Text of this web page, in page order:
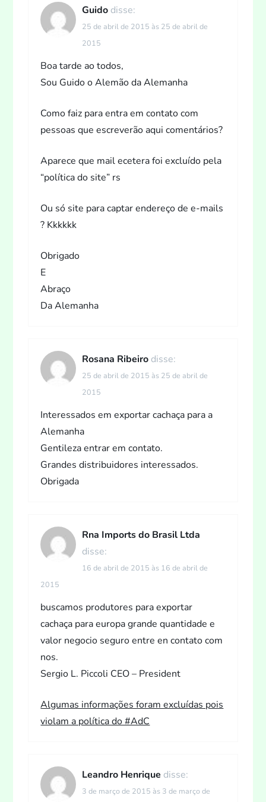
Guido disse:
25 de abril de 2015 às 25 de abril de
2015
Boa tarde ao todos,
Sou Guido o Alemão da Alemanha
Como faiz para entra em contato com
pessoas que escreverão aqui comentários?
Aparece que mail ecetera foi excluído pela
“política do site” rs
Ou só site para captar endereço de e-mails
? Kkkkkk
Obrigado
E
Abraço
Da Alemanha
Rosana Ribeiro disse:
25 de abril de 2015 às 25 de abril de
2015
Interessados em exportar cachaça para a
Alemanha
Gentileza entrar em contato.
Grandes distribuidores interessados.
Obrigada
Rna Imports do Brasil Ltda
disse:
16 de abril de 2015 às 16 de abril de
2015
buscamos produtores para exportar
cachaça para europa grande quantidade e
valor negocio seguro entre en contato com
nos.
Sergio L. Piccoli CEO – President
Algumas informações foram excluídas pois
violam a política do #AdC
Leandro Henrique disse:
3 de março de 2015 às 3 de março de